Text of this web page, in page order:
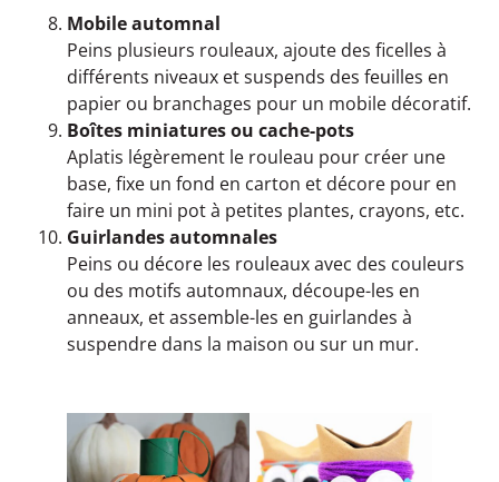
Mobile automnal
Peins plusieurs rouleaux, ajoute des ficelles à
différents niveaux et suspends des feuilles en
papier ou branchages pour un mobile décoratif.
Boîtes miniatures ou cache-pots
Aplatis légèrement le rouleau pour créer une
base, fixe un fond en carton et décore pour en
faire un mini pot à petites plantes, crayons, etc.
Guirlandes automnales
Peins ou décore les rouleaux avec des couleurs
ou des motifs automnaux, découpe-les en
anneaux, et assemble-les en guirlandes à
suspendre dans la maison ou sur un mur.